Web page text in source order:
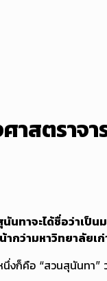
าสตราจ
นทาจะได้ชื่อว่าเป็
กว่ามหาวิทยาลัยเ
ก็คือ “สวนสุนันทา”